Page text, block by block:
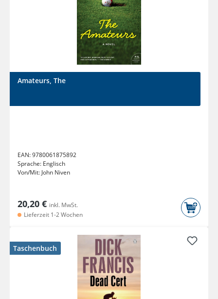
Amateurs, The
EAN:9780061875892
Sprache: Englisch
Von/Mit: John Niven
20,20 € inkl. MwSt.
Lieferzeit 1-2 Wochen
Taschenbuch